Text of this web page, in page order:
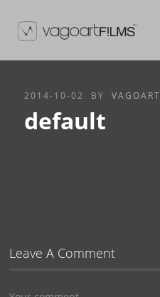
2014-10-02 BY VAGOART
default
Leave A Comment